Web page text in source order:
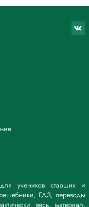
учеников старших и
ГДЗ, переводы
весь материал,